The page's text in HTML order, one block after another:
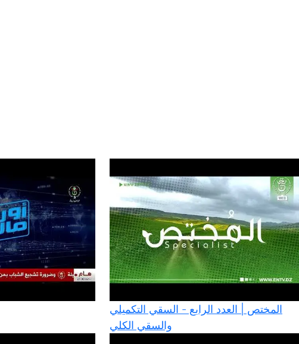
المختص | العدد الرابع - السقي التكميلي
والسقي الكلي